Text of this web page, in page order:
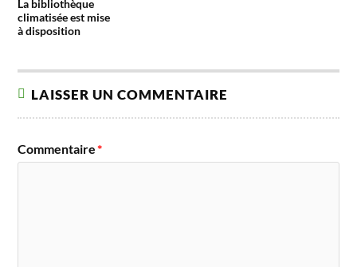
La bibliothèque
climatisée est mise
à disposition
LAISSER UN COMMENTAIRE
Commentaire*